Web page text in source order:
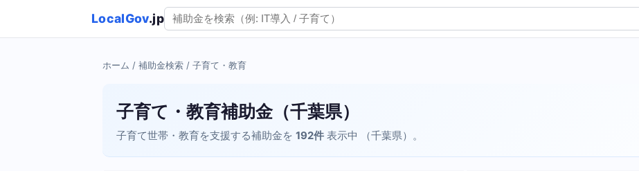
LocalGov.jp
ホーム / 補助金検索 / 子育て・教育
子育て・教育補助金（千葉県）
子育て世帯・教育を支援する補助金を 192件 表示中 （千葉県）。